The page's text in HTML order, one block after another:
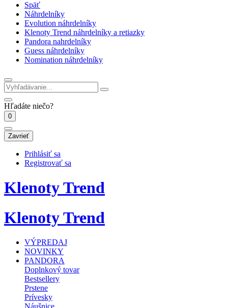
Späť
Náhrdelníky
Evolution náhrdelníky
Klenoty Trend náhrdelníky a retiazky
Pandora nahrdelníky
Guess náhrdelníky
Nomination náhrdelníky
Hľadáte niečo?
0
Zavrieť
Prihlásiť sa
Registrovať sa
Klenoty Trend
Klenoty Trend
VÝPREDAJ
NOVINKY
PANDORA
Doplnkový tovar
Bestsellery
Prstene
Prívesky